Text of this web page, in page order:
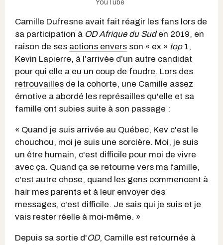
YouTube
Camille Dufresne avait fait réagir les fans lors de
sa participation à OD Afrique du Suden 2019, en
raison de ses actions envers son « ex » top1,
Kevin Lapierre, à l’arrivée d’un autre candidat
pour qui elle a eu un coup de foudre. Lors des
retrouvailles de la cohorte, une Camille assez
émotive a abordé les représailles qu'elle et sa
famille ont subies suite à son passage :
« Quand je suis arrivée au Québec, Kev c'est le
chouchou, moi je suis une sorcière. Moi, je suis
un être humain, c'est difficile pour moi de vivre
avec ça. Quand ça se retourne vers ma famille,
c'est autre chose, quand les gens commencent à
haïr mes parents et à leur envoyer des
messages, c'est difficile. Je sais qui je suis et je
vais rester réelle à moi-même. »
Depuis sa sortie d'OD, Camille est retournée à